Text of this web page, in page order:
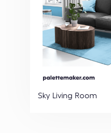
Sky Living Room